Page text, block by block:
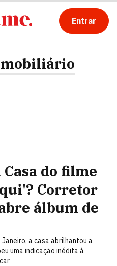
Entrar
do filme
Corretor
álbum de
a casa abrilhantou a
uma indicação inédita à